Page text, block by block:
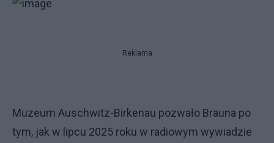
Reklama
Muzeum Auschwitz-Birkenau pozwało Brauna po
tym, jak w lipcu 2025 roku w radiowym wywiadzie